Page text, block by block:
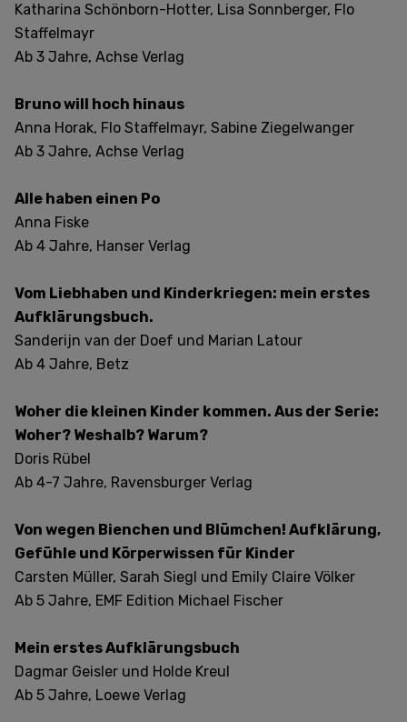
Katharina Schönborn-Hotter, Lisa Sonnberger, Flo
Staffelmayr
Ab 3 Jahre, Achse Verlag
Bruno will hoch hinaus
Anna Horak, Flo Staffelmayr, Sabine Ziegelwanger
Ab 3 Jahre, Achse Verlag
Alle haben einen Po
Anna Fiske
Ab 4 Jahre, Hanser Verlag
Vom Liebhaben und Kinderkriegen: mein erstes
Aufklärungsbuch.
Sanderijn van der Doef und Marian Latour
Ab 4 Jahre, Betz
Woher die kleinen Kinder kommen. Aus der Serie:
Woher? Weshalb? Warum?
Doris Rübel
Ab 4-7 Jahre, Ravensburger Verlag
Von wegen Bienchen und Blümchen! Aufklärung,
Gefühle und Körperwissen für Kinder
Carsten Müller, Sarah Siegl und Emily Claire Völker
Ab 5 Jahre, EMF Edition Michael Fischer
Mein erstes Aufklärungsbuch
Dagmar Geisler und Holde Kreul
Ab 5 Jahre, Loewe Verlag